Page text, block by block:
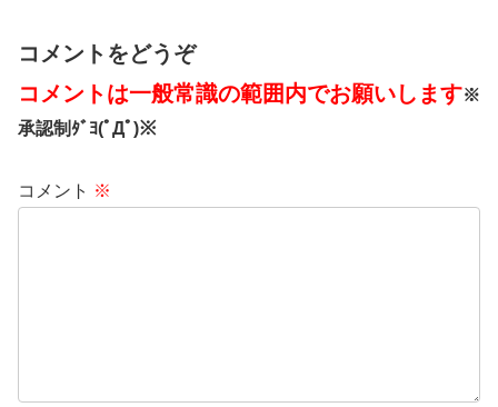
コメントをどうぞ
コメントは一般常識の範囲内でお願いします※
承認制ﾀﾞﾖ(ﾟДﾟ)※
コメント ※